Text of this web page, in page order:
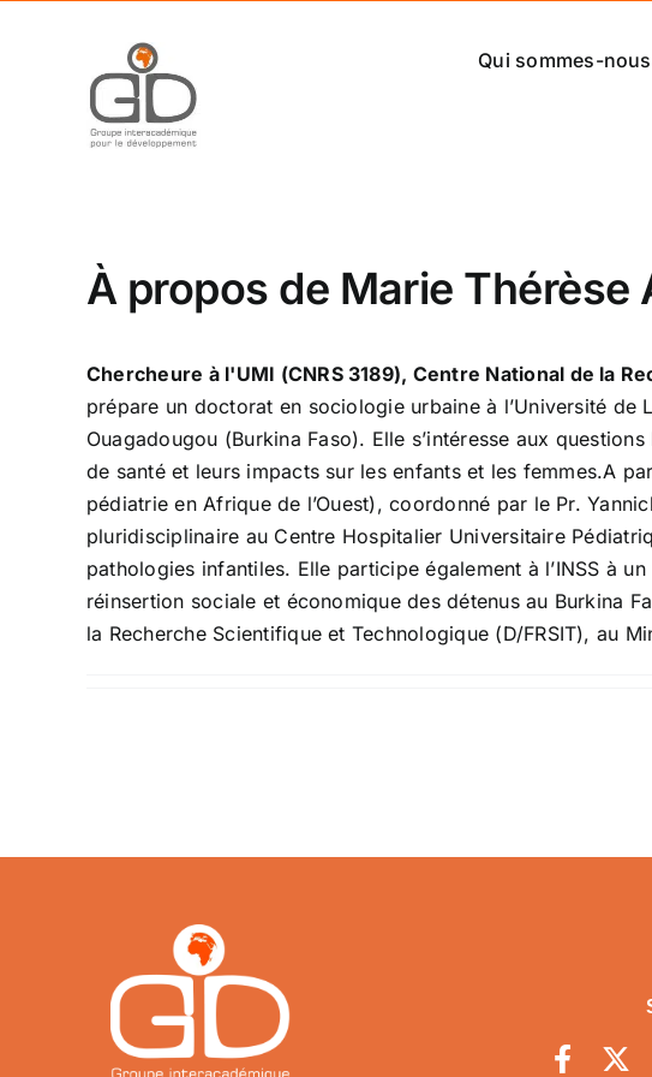
Qui sommes-
À propos de Marie Thérèse
Chercheure à l'UMI (CNRS 3189), Centre National de la
prépare un doctorat en sociologie urbaine à l’Université de
Ouagadougou (Burkina Faso). Elle s’intéresse aux
de santé et leurs impacts sur les enfants et les femmes.A
pédiatrie en Afrique de l’Ouest), coordonné par le Pr.
pluridisciplinaire au Centre Hospitalier Universitaire
pathologies infantiles. Elle participe également à l’INSS à
réinsertion sociale et économique des détenus au Burkina
la Recherche Scientifique et Technologique (D/FRSIT), au